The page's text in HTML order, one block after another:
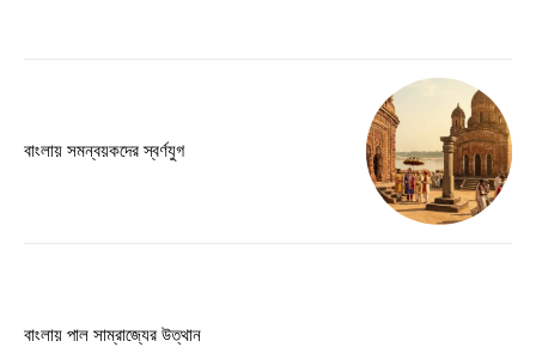
Praesent euismod ac
বাংলায় সমন্বয়কদের স্বর্ণযুগ
বাংলায় পাল সাম্রাজ্যের উত্থান